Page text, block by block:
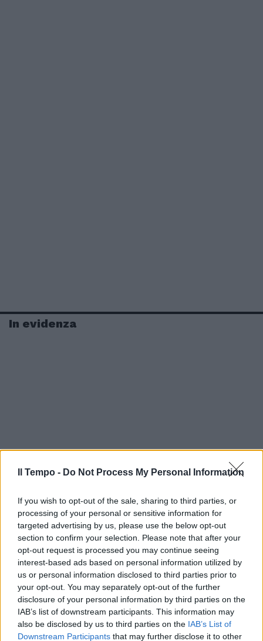
Il Tempo - Do Not Process My Personal Information
If you wish to opt-out of the sale, sharing to third parties, or
processing of your personal or sensitive information for
targeted advertising by us, please use the below opt-out
section to confirm your selection. Please note that after your
opt-out request is processed you may continue seeing
interest-based ads based on personal information utilized by
us or personal information disclosed to third parties prior to
your opt-out. You may separately opt-out of the further
disclosure of your personal information by third parties on the
IAB’s list of downstream participants. This information may
also be disclosed by us to third parties on the IAB’s List of
Downstream Participants that may further disclose it to other
In evidenza